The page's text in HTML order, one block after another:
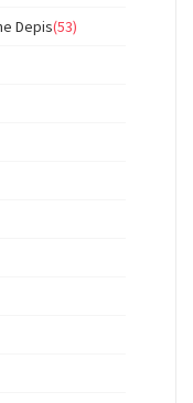
Depis(53)